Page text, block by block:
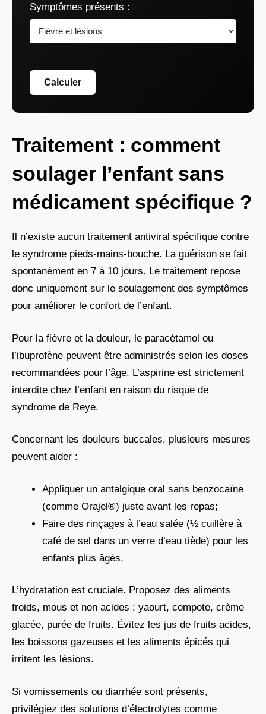
Symptômes présents :
Calculer
Traitement : comment
soulager l’enfant sans
médicament spécifique ?
Il n’existe aucun traitement antiviral spécifique contre
le syndrome pieds-mains-bouche. La guérison se fait
spontanément en 7 à 10 jours. Le traitement repose
donc uniquement sur le soulagement des symptômes
pour améliorer le confort de l’enfant.
Pour la fièvre et la douleur, le paracétamol ou
l’ibuprofène peuvent être administrés selon les doses
recommandées pour l’âge. L’aspirine est strictement
interdite chez l’enfant en raison du risque de
syndrome de Reye.
Concernant les douleurs buccales, plusieurs mesures
peuvent aider :
Appliquer un antalgique oral sans benzocaïne
(comme Orajel®) juste avant les repas;
Faire des rinçages à l’eau salée (½ cuillère à
café de sel dans un verre d’eau tiède) pour les
enfants plus âgés.
L’hydratation est cruciale. Proposez des aliments
froids, mous et non acides : yaourt, compote, crème
glacée, purée de fruits. Évitez les jus de fruits acides,
les boissons gazeuses et les aliments épicés qui
irritent les lésions.
Si vomissements ou diarrhée sont présents,
privilégiez des solutions d’électrolytes comme